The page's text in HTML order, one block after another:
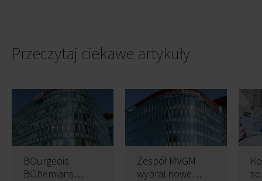
Przeczytaj ciekawe artykuły
BOurgeois
BOhemians
Zespół MVGM
wybrał nowe